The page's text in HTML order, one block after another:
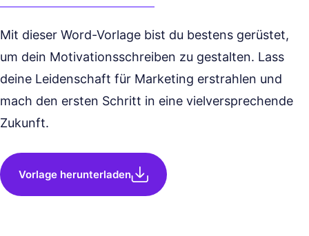
Mit dieser Word-Vorlage bist du bestens gerüstet,
um dein Motivationsschreiben zu gestalten. Lass
deine Leidenschaft für Marketing erstrahlen und
mach den ersten Schritt in eine vielversprechende
Zukunft.
Vorlage herunterladen